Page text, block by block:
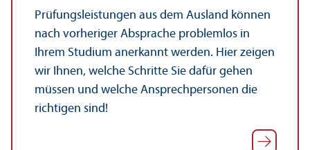
Prüfungs­leistungen aus dem Ausland können
nach vorheriger Absprache problemlos in
Ihrem Studium anerkannt werden. Hier zeigen
wir Ihnen, welche Schritte Sie dafür gehen
müssen und welche Ansprechpersonen die
richtigen sind!